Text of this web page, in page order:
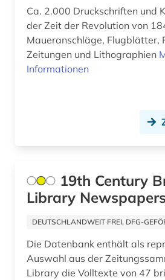
buch (1)
buchhandel (1)
bühnenkünstler (2)
bürgerbeteiligung (1)
Ca. 2.000 Druckschriften und
der Zeit der Revolution von
Maueranschläge, Flugblätter,
Zeitungen und Lithographien
Informationen
19th Century
Library Newspapers
DEUTSCHLANDWEIT FREI, DFG-
Die Datenbank enthält als
Auswahl aus der
Library die Volltexte von 47